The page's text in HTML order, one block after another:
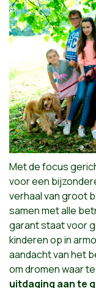
Met de focus
voor een
verhaal van groot
samen met alle
garant staat voor
kinderen op in
aandacht van het
om dromen waar
uitdaging aan te